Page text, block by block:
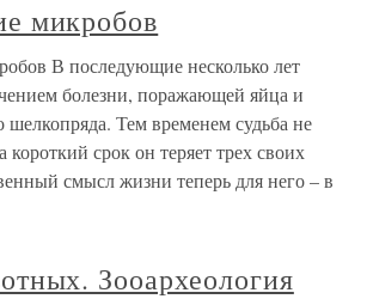
микробов
В последующие несколько лет
болезни, поражающей яйца и
шелкопряда. Тем временем судьба не
короткий срок он теряет трех своих
смысл жизни теперь для него – в
Зооархеология